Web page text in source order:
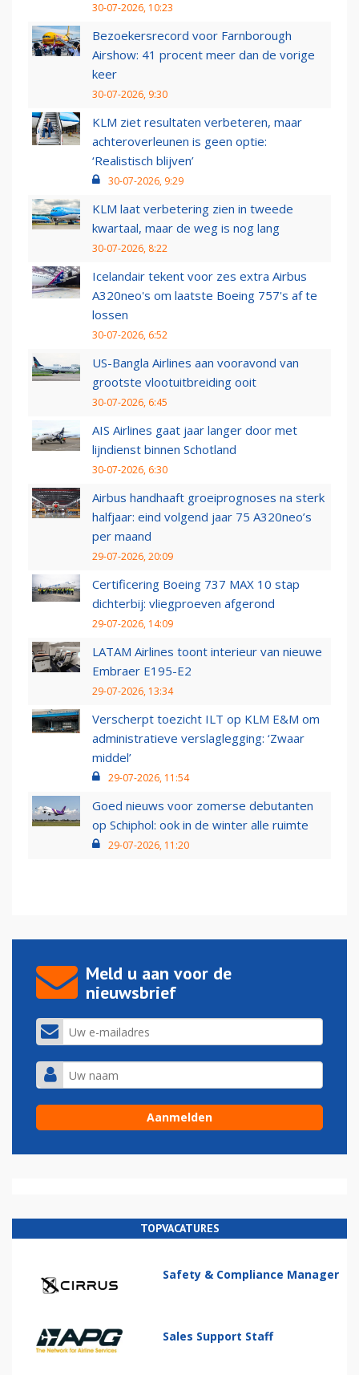
30-07-2026, 10:23
Bezoekersrecord voor Farnborough
Airshow: 41 procent meer dan de vorige
keer
30-07-2026, 9:30
KLM ziet resultaten verbeteren, maar
achteroverleunen is geen optie:
‘Realistisch blijven’
30-07-2026, 9:29
KLM laat verbetering zien in tweede
kwartaal, maar de weg is nog lang
30-07-2026, 8:22
Icelandair tekent voor zes extra Airbus
A320neo's om laatste Boeing 757's af te
lossen
30-07-2026, 6:52
US-Bangla Airlines aan vooravond van
grootste vlootuitbreiding ooit
30-07-2026, 6:45
AIS Airlines gaat jaar langer door met
lijndienst binnen Schotland
30-07-2026, 6:30
Airbus handhaaft groeiprognoses na sterk
halfjaar: eind volgend jaar 75 A320neo’s
per maand
29-07-2026, 20:09
Certificering Boeing 737 MAX 10 stap
dichterbij: vliegproeven afgerond
29-07-2026, 14:09
LATAM Airlines toont interieur van nieuwe
Embraer E195-E2
29-07-2026, 13:34
Verscherpt toezicht ILT op KLM E&M om
administratieve verslaglegging: ‘Zwaar
middel’
29-07-2026, 11:54
Goed nieuws voor zomerse debutanten
op Schiphol: ook in de winter alle ruimte
29-07-2026, 11:20
Meld u aan voor de
nieuwsbrief
TOPVACATURES
Safety & Compliance Manager
Sales Support Staff